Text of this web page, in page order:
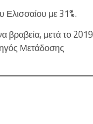
με 31%.
βραβεία, μετά το 2019
Μετάδοσης